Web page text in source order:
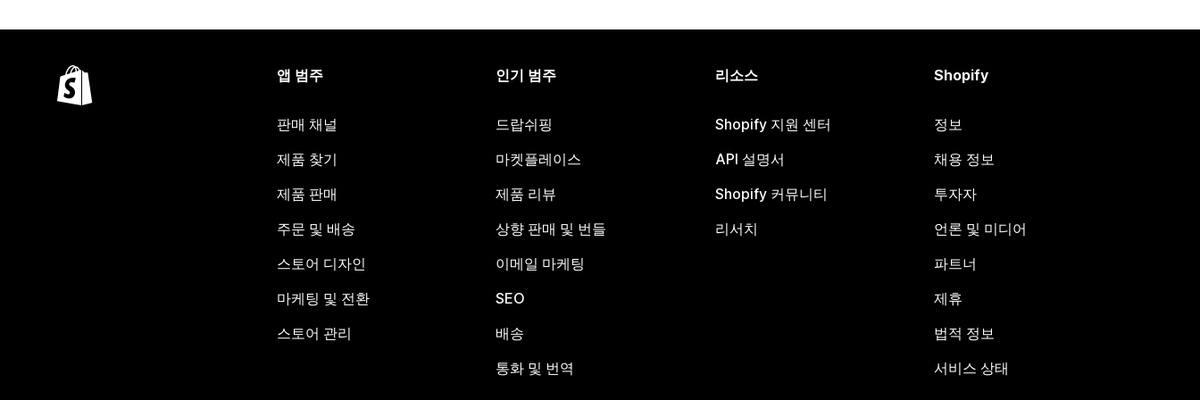
앱 범주
판매 채널
제품 찾기
제품 판매
주문 및 배송
스토어 디자인
마케팅 및 전환
스토어 관리
인기 범주
드랍쉬핑
마켓플레이스
제품 리뷰
상향 판매 및 번들
이메일 마케팅
SEO
배송
통화 및 번역
리소스
Shopify 지원 센터
API 설명서
Shopify 커뮤니티
리서치
Shopify
정보
채용 정보
투자자
언론 및 미디어
파트너
제휴
법적 정보
서비스 상태